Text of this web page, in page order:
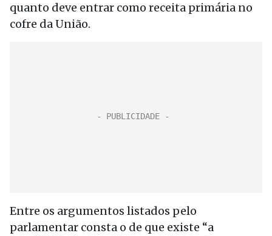
quanto deve entrar como receita primária no
cofre da União.
Entre os argumentos listados pelo
parlamentar consta o de que existe “a